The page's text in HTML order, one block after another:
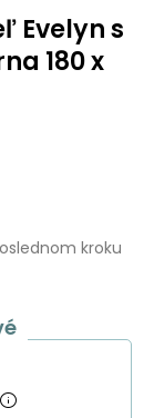
Evelyn s
180 x
kroku